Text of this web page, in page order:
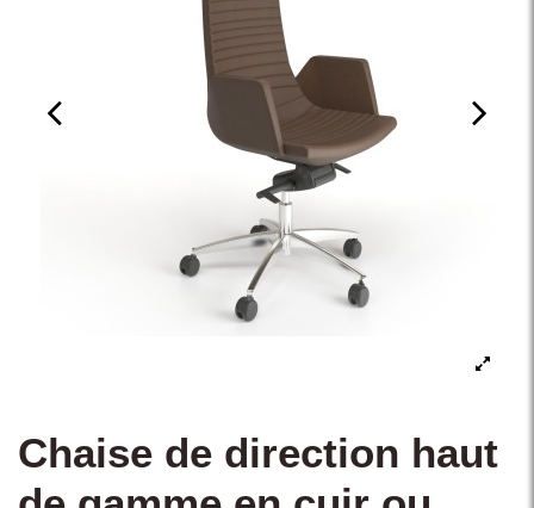
Chaise de direction haut